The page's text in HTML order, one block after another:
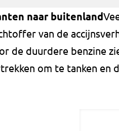
naar buitenland
van de
de duurdere benzine
om te tanken en